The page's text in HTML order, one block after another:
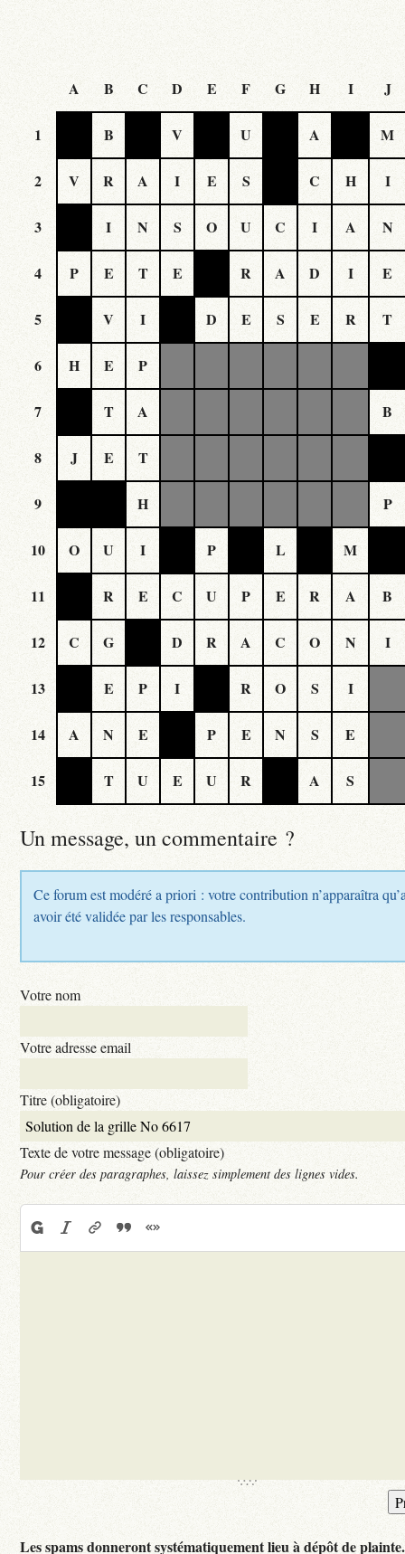
A B C D E F G H I J
1 B V U A M
2 V R A I E S C H I
3 I N S O U C I A N
4 P E T E R A D I E
5 V I D E S E R T
6 H E P
7 T A B
8 J E T
9 H P
10 O U I P L M
11 R E C U P E R A B
12 C G D R A C O N I
13 E P I R O S I
14 A N E P E N S E
15 T U E U R A S
Un message, un commentaire ?
Ce forum est modéré a priori : votre contribution n’apparaîtra
avoir été validée par les responsables.
Votre nom
Votre adresse email
Titre (obligatoire)
Texte de votre message (obligatoire)
Pour créer des paragraphes, laissez simplement des lignes vides.
Les spams donneront systématiquement lieu à dépôt de